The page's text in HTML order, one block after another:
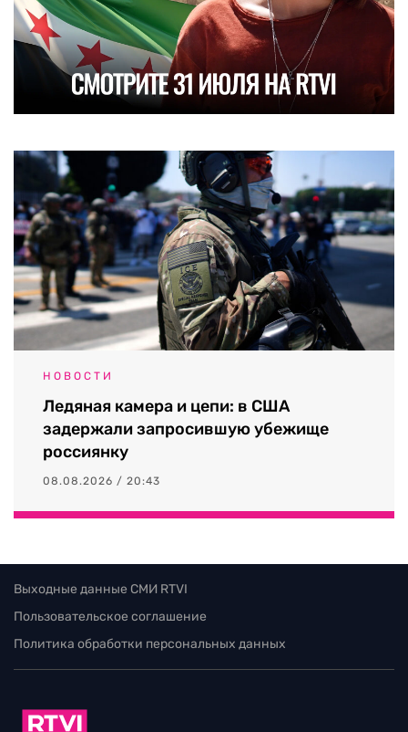
НОВОСТИ
Ледяная камера и цепи: в США
задержали запросившую убежище
россиянку
08.08.2026 / 20:43
Выходные данные СМИ RTVI
Пользовательское соглашение
Политика обработки персональных данных